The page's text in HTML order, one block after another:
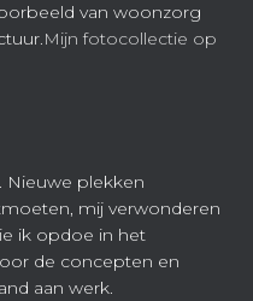
van woonzorg
Mijn fotocollectie op
Nieuwe plekken
mij verwonderen
ik opdoe in het
de concepten en
aan werk.